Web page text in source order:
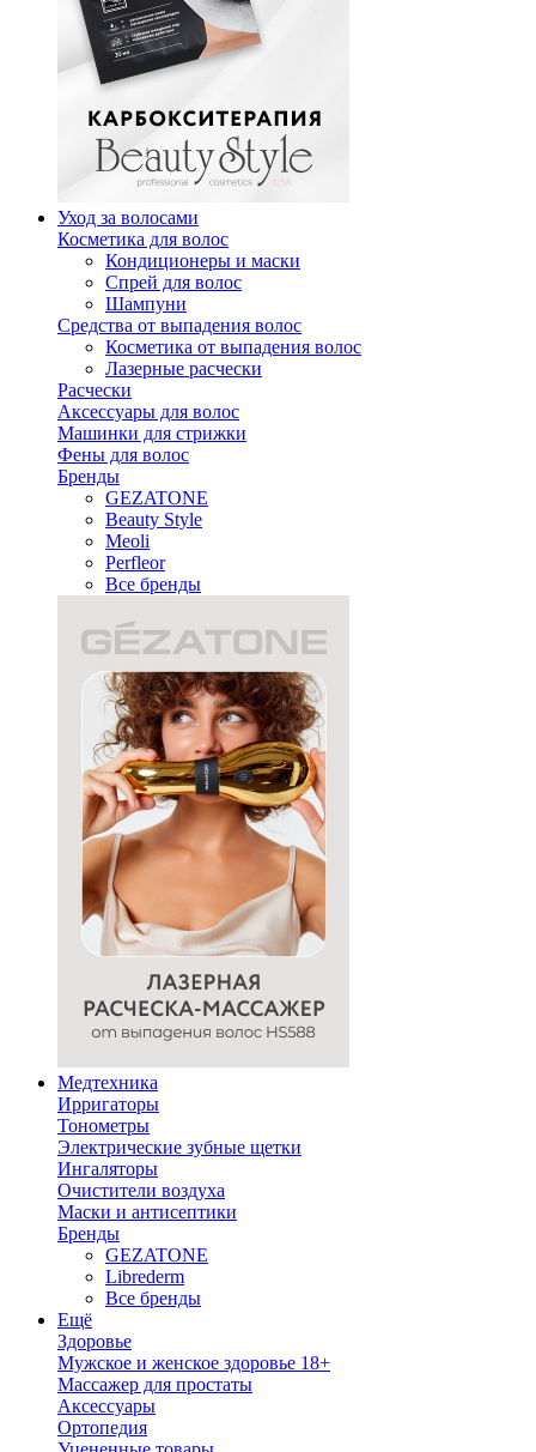
Уход за волосами
Косметика для волос
Кондиционеры и маски
Спрей для волос
Шампуни
Средства от выпадения волос
Косметика от выпадения волос
Лазерные расчески
Расчески
Аксессуары для волос
Машинки для стрижки
Фены для волос
Бренды
GEZATONE
Beauty Style
Meoli
Perfleor
Все бренды
Медтехника
Ирригаторы
Тонометры
Электрические зубные щетки
Ингаляторы
Очистители воздуха
Маски и антисептики
Бренды
GEZATONE
Librederm
Все бренды
Ещё
Здоровье
Мужское и женское здоровье 18+
Массажер для простаты
Аксессуары
Ортопедия